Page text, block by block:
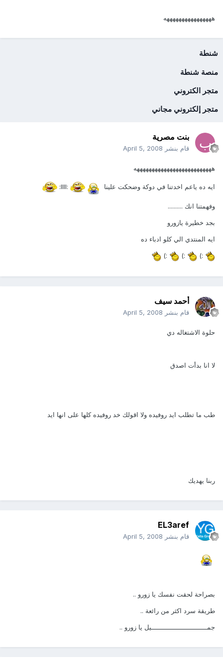
ههههههههههههههههه
شنطة
منصة شنطة
متجر الكتروني
متجر إلكتروني مجاني
بنت مصرية
قام بنشر April 5, 2008
ههههههههههههههههههههههههههه
ايه ده ياعم اخدتنا في دوكة وضحكت علينا :llll:
وفهمتنا انك ..........
بجد خطيرة يازورو
ايه المنتدي الي كلو ادباء ده
:)
:)
:)
أحمد سيف
قام بنشر April 5, 2008
حلوة الاشتغاله دي
لا انا بدأت اصدق
طب ما تطلب ايد روفيده ولا اقولك خد روفيده كلها على انها ايد
ربنا يهديك
EL3aref
قام بنشر April 5, 2008
بصراحة لحقت نفسك يا زورو ..
طريقة سرد اكثر من رائعة ..
جمــــــــــــــــــــــــــــيل يا زورو ..